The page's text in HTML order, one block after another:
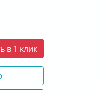
в 1 клик